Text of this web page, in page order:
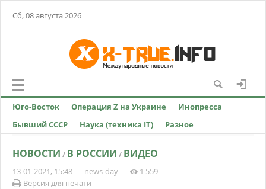
Сб, 08 августа 2026
Юго-Восток Операция Z на Украине
Инопресса
Бывший СССР
Наука (техника IT) Разное
НОВОСТИ / В РОССИИ / ВИДЕО
13-01-2021, 15:48 news-day
1 559
Версия для печати